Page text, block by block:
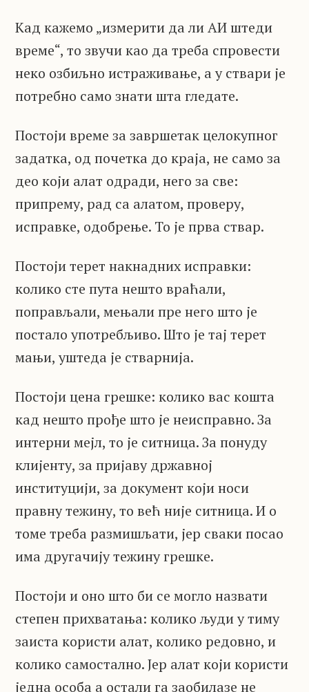
Кад кажемо „измерити да ли АИ штеди
време“, то звучи као да треба спровести
неко озбиљно истраживање, а у ствари је
потребно само знати шта гледате.
Постоји време за завршетак целокупног
задатка, од почетка до краја, не само за
део који алат одради, него за све:
припрему, рад са алатом, проверу,
исправке, одобрење. То је прва ствар.
Постоји терет накнадних исправки:
колико сте пута нешто враћали,
поправљали, мењали пре него што је
постало употребљиво. Што је тај терет
мањи, уштеда је стварнија.
Постоји цена грешке: колико вас кошта
кад нешто прође што је неисправно. За
интерни мејл, то је ситница. За понуду
клијенту, за пријаву државној
институцији, за документ који носи
правну тежину, то већ није ситница. И о
томе треба размишљати, јер сваки посао
има другачију тежину грешке.
Постоји и оно што би се могло назвати
степен прихватања: колико људи у тиму
заиста користи алат, колико редовно, и
колико самостално. Јер алат који користи
једна особа а остали га заобилазе не